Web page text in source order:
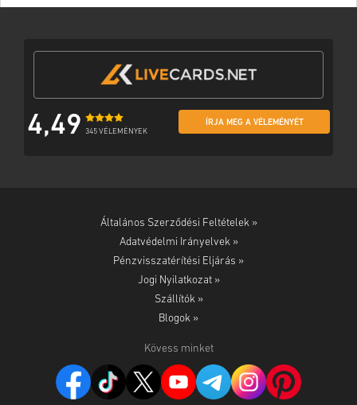
4,49 345 VÉLEMÉNYEK
ÍRJA MEG A VÉLEMÉNYÉT
Általános Szerződési Feltételek »
Adatvédelmi Irányelvek »
Pénzvisszatérítési Eljárás »
Jogi Nyilatkozat »
Szállítók »
Blogok »
Kövess minket